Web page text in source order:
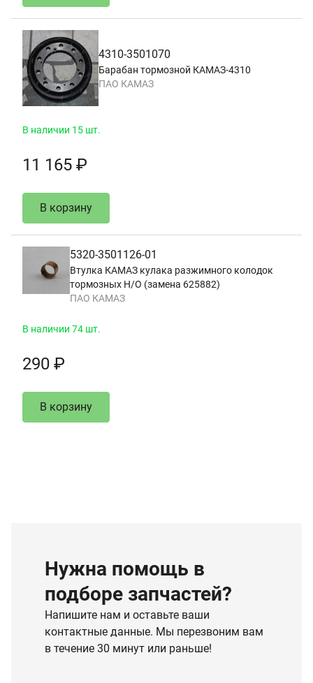
4310-3501070
Барабан тормозной КАМАЗ-4310
ПАО КАМАЗ
В наличии 15 шт.
11 165 ₽
В корзину
5320-3501126-01
Втулка КАМАЗ кулака разжимного колодок
тормозных Н/О (замена 625882)
ПАО КАМАЗ
В наличии 74 шт.
290 ₽
В корзину
Нужна помощь в
подборе запчастей?
Напишите нам и оставьте ваши
контактные данные. Мы перезвоним вам
в течение 30 минут или раньше!